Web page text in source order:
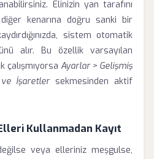
Elinizin yan tarafını
kenarına doğru sanki bir
sistem otomatik
alır. Bu özellik varsayılan
çalışmıyorsa Ayarlar > Gelişmiş
İşaretlersekmesinden aktif
Kullanmadan Kayıt
veya elleriniz meşgulse,